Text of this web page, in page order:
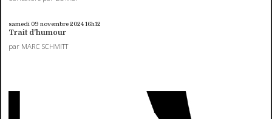
samedi 09 novembre 202416h12
Trait d'humour
par MARC SCHMITT